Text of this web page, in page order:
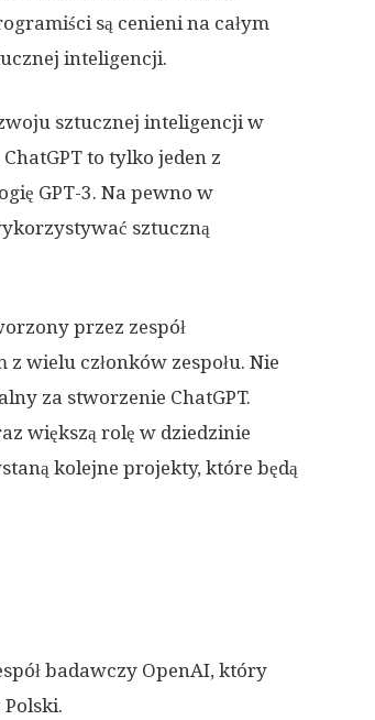
są cenieni na całym
inteligencji.
sztucznej inteligencji w
to tylko jeden z
GPT-3. Na pewno w
sztuczną
przez zespół
wielu członków zespołu. Nie
za stworzenie ChatGPT.
większą rolę w dziedzinie
kolejne projekty, które będą
badawczy OpenAI, który